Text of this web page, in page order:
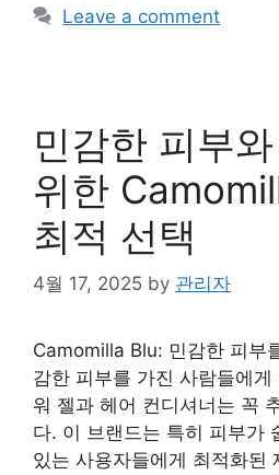
Leave a comment
민감한 피부
위한
최적 선택
4월 17, 2025 by 관리자
Camomilla Blu: 민감한 피부
감한 피부를 가진 사람들에
워 젤과 헤어 컨디셔너는 꼭
다. 이 브랜드는 특히 피부가
있는 사용자들에게 최적화된